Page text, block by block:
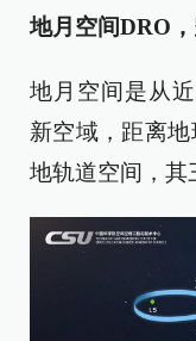
地月空间DRO
地月空间是从
新空域，距离
地轨道空间，其